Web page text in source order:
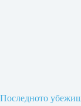
Последното